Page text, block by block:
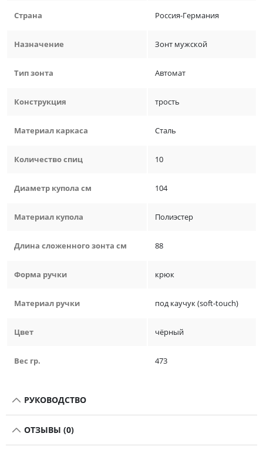
Страна Россия-Германия
Назначение Зонт мужской
Тип зонта Автомат
Конструкция трость
Материал каркаса Сталь
Количество спиц 10
Диаметр купола см 104
Материал купола Полиэстер
Длина сложенного зонта см 88
Форма ручки крюк
Материал ручки под каучук (soft-touch)
Цвет чёрный
Вес гр. 473
РУКОВОДСТВО
ОТЗЫВЫ (0)